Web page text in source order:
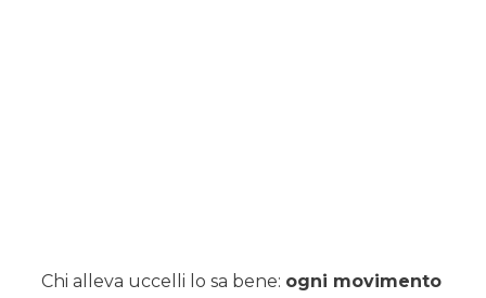
Chi alleva uccelli lo sa bene: ogni movimento